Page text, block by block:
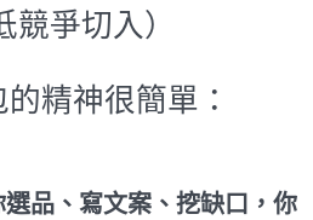
競爭切入）
精神很簡單：
品、寫文案、挖缺口，你